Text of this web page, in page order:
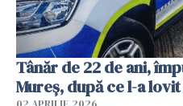
Tânăr de 22 de ani,
Mureș, după ce l-a